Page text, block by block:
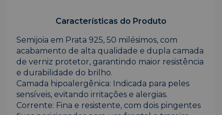
Características do Produto
Semijoia em Prata 925, 50 milésimos, com
acabamento de alta qualidade e dupla camada
de verniz protetor, garantindo maior resistência
e durabilidade do brilho.
Camada hipoalergênica: Indicada para peles
sensíveis, evitando irritações e alergias.
Corrente: Fina e resistente, com dois pingentes